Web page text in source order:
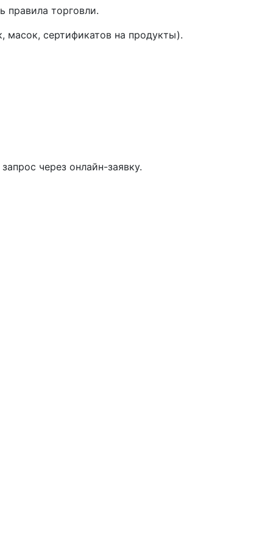
правила торговли.
масок, сертификатов на продукты).
через онлайн-заявку.